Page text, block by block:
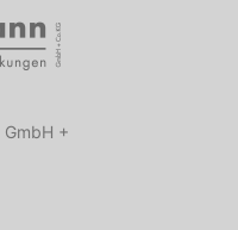
GmbH +